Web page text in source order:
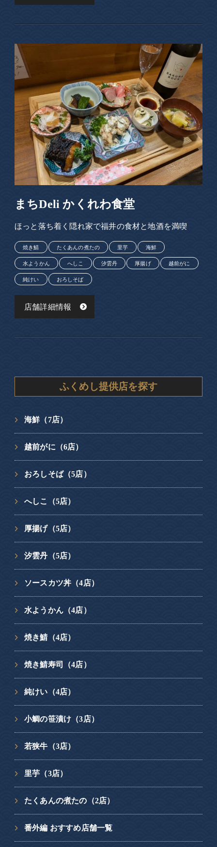
まちDeli かくれわ食堂
ほっと落ち着く隠れ家で福井の食材と地酒を満喫
焼き鯖 たくあんの煮たの 里芋 海鮮
水ようかん へしこ 汐雲丹 厚揚げ 越前がに
純けい おろしそば
店舗詳細情報
ふくめし提供店を探す
海鮮（7店）
越前がに（6店）
おろしそば（5店）
へしこ（5店）
厚揚げ（5店）
汐雲丹（5店）
ソースカツ丼（4店）
水ようかん（4店）
焼き鯖（4店）
焼き鯖寿司（4店）
純けい（4店）
小鯛の笹漬け（3店）
若狭牛（3店）
里芋（3店）
たくあんの煮たの（2店）
番外編 おすすめ店舗一覧